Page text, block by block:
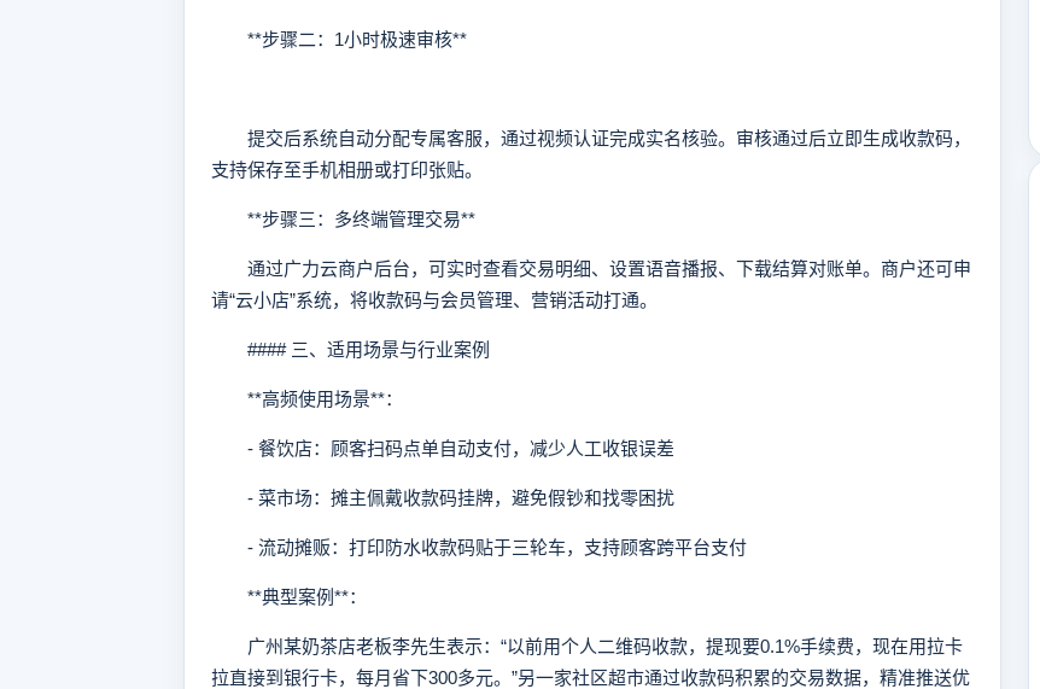
**步骤二：1小时极速审核**
提交后系统自动分配专属客服，通过视频认证完成实名核验。审核通过后立即生成收款码，
支持保存至手机相册或打印张贴。
**步骤三：多终端管理交易**
通过广力云商户后台，可实时查看交易明细、设置语音播报、下载结算对账单。商户还可申
请“云小店”系统，将收款码与会员管理、营销活动打通。
#### 三、适用场景与行业案例
**高频使用场景**：
- 餐饮店：顾客扫码点单自动支付，减少人工收银误差
- 菜市场：摊主佩戴收款码挂牌，避免假钞和找零困扰
- 流动摊贩：打印防水收款码贴于三轮车，支持顾客跨平台支付
**典型案例**：
广州某奶茶店老板李先生表示：“以前用个人二维码收款，提现要0.1%手续费，现在用拉卡
拉直接到银行卡，每月省下300多元。”另一家社区超市通过收款码积累的交易数据，精准推送优